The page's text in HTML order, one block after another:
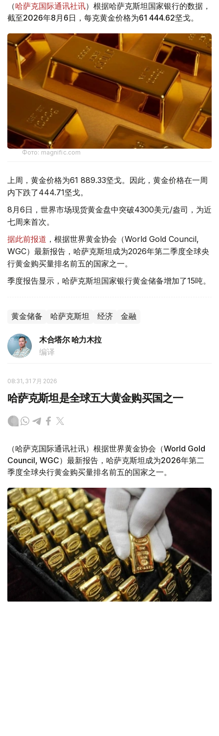
（哈萨克国际通讯社讯）根据哈萨克斯坦国家银行的数据，
截至2026年8月6日，每克黄金价格为61 444.62坚戈。
Фото: magnific.com
上周，黄金价格为61 889.33坚戈。因此，黄金价格在一周
内下跌了444.71坚戈。
8月6日，世界市场现货黄金盘中突破4300美元/盎司，为近
七周来首次。
据此前报道 ，根据世界黄金协会（World Gold Council,
WGC）最新报告，哈萨克斯坦成为2026年第二季度全球央
行黄金购买量排名前五的国家之一。
季度报告显示，哈萨克斯坦国家银行黄金储备增加了15吨。
黄金储备 哈萨克斯坦 经济 金融
木合塔尔 哈力木拉
编译
08:31, 31 7月 2026
哈萨克斯坦是全球五大黄金购买国之一
（哈萨克国际通讯社讯）根据世界黄金协会（World Gold
Council, WGC）最新报告，哈萨克斯坦成为2026年第二
季度全球央行黄金购买量排名前五的国家之一。